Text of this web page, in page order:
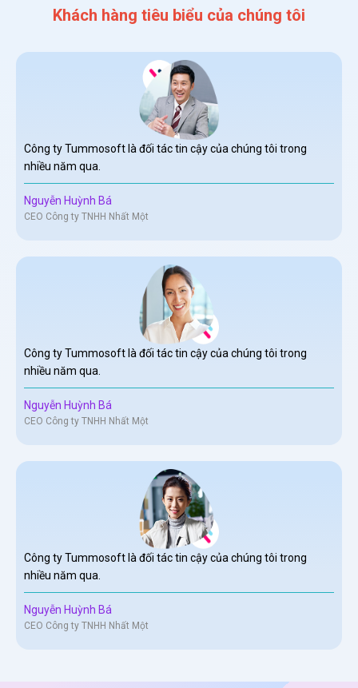
Khách hàng tiêu biểu của chúng tôi
Công ty Tummosoft là đối tác tin cậy của chúng tôi trong
nhiều năm qua.
Nguyễn Huỳnh Bá
CEO Công ty TNHH Nhất Một
Công ty Tummosoft là đối tác tin cậy của chúng tôi trong
nhiều năm qua.
Nguyễn Huỳnh Bá
CEO Công ty TNHH Nhất Một
Công ty Tummosoft là đối tác tin cậy của chúng tôi trong
nhiều năm qua.
Nguyễn Huỳnh Bá
CEO Công ty TNHH Nhất Một